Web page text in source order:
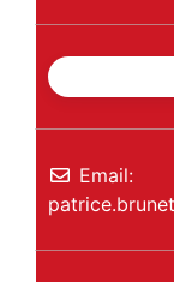
Email:
patrice.brunet